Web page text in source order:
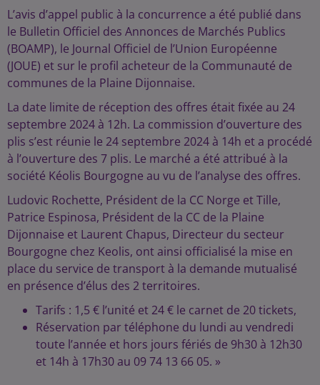
L’avis d’appel public à la concurrence a été publié dans
le Bulletin Officiel des Annonces de Marchés Publics
(BOAMP), le Journal Officiel de l’Union Européenne
(JOUE) et sur le profil acheteur de la Communauté de
communes de la Plaine Dijonnaise.
La date limite de réception des offres était fixée au 24
septembre 2024 à 12h. La commission d’ouverture des
plis s’est réunie le 24 septembre 2024 à 14h et a procédé
à l’ouverture des 7 plis. Le marché a été attribué à la
société Kéolis Bourgogne au vu de l’analyse des offres.
Ludovic Rochette, Président de la CC Norge et Tille,
Patrice Espinosa, Président de la CC de la Plaine
Dijonnaise et Laurent Chapus, Directeur du secteur
Bourgogne chez Keolis, ont ainsi officialisé la mise en
place du service de transport à la demande mutualisé
en présence d’élus des 2 territoires.
Tarifs : 1,5 € l’unité et 24 € le carnet de 20 tickets,
Réservation par téléphone du lundi au vendredi
toute l’année et hors jours fériés de 9h30 à 12h30
et 14h à 17h30 au 09 74 13 66 05. »